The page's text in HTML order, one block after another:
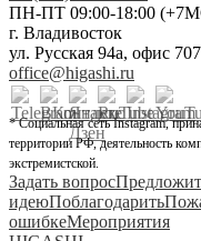
ПН-ПТ 09:00-18:00
г. Владивосток
ул. Русская 94а, офис
office@higashi.ru
* Социальная сеть Instagram,
территории РФ, деятельность
экстремистской.
Задать вопрос
идеюПоблагодарить
ошибкеМероприятия